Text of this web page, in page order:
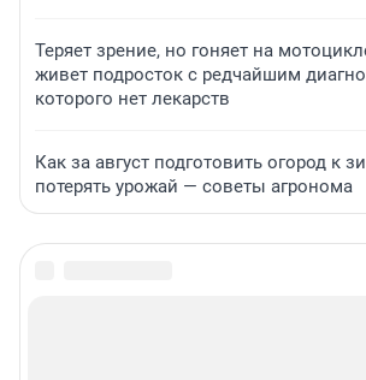
Теряет зрение, но гоняет на
живет подросток с редчайшим
которого нет лекарств
Как за август подготовить огород к
потерять урожай — советы агронома